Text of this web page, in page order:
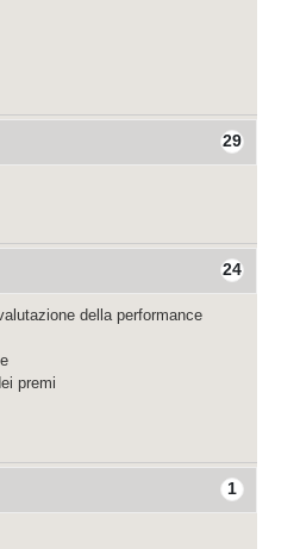
29
24
della performance
premi
1